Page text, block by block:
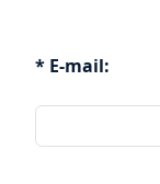
* E-mail: